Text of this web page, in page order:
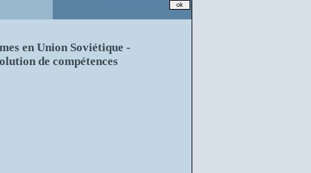
en Union Soviétique -
de compétences